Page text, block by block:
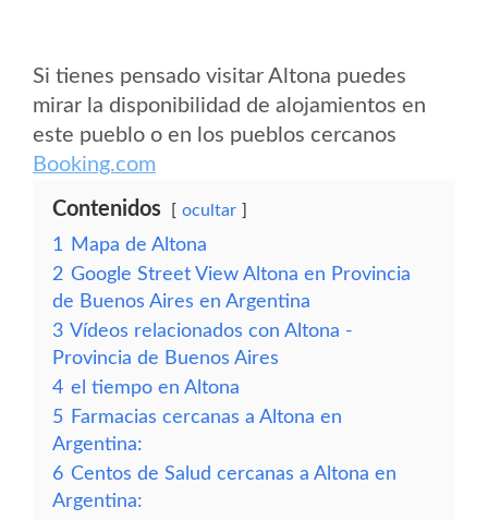
Si tienes pensado visitar Altona puedes
mirar la disponibilidad de alojamientos en
este pueblo o en los pueblos cercanos
Booking.com
Contenidos ocultar
1
Mapa de Altona
2 Google Street View Altona en Provincia
de Buenos Aires en Argentina
3 Vídeos relacionados con Altona -
Provincia de Buenos Aires
4 el tiempo en Altona
5 Farmacias cercanas a Altona en
Argentina:
6 Centos de Salud cercanas a Altona en
Argentina: